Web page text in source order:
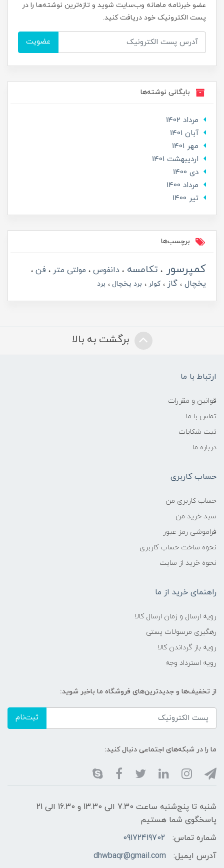
عضو خبرنامه ماهانه وب‌سایت شوید و تازه‌ترین نوشته‌ها را در
پست الکترونیک خود دریافت کنید.
عضویت
بایگانی نوشته‌ها
مرداد 1402
آبان 1401
مهر 1401
ارديبهشت 1401
دی 1400
مرداد 1400
تير 1400
برچسب‌ها
کمپرسور تکامسه دانفوس مولتی متر
فن
یخچال
گاز کولر برد یخچال برد
برگشت به بالا
ارتباط با ما
قوانین و مقررات
تماس با ما
ثبت شکایات
درباره ما
حساب کاربری
حساب کاربری من
سبد خرید من
فراموشی رمز عبور
نحوه ساخت حساب کاربری
نحوه خرید از سایت
راهنمای خرید از ما
رویه ارسال و زمان ارسال کالا
رهگیری مرسولات پستی
رویه باز گرداندن کالا
رویه استرداد وجه
از تخفیف‌ها و جدیدترین‌های فروشگاه ما باخبر شوید:
ثبت‌نام
ما را در شبکه‌های اجتماعی دنبال کنید:
شنبه تا پنج‌شنبه ساعت 7.30 الی 13.30 و 16.30 الی 21
پاسخگوی شما هستیم
شماره تماس:
09172419702
آدرس ایمیل:
dhwbaqr@gmail.com